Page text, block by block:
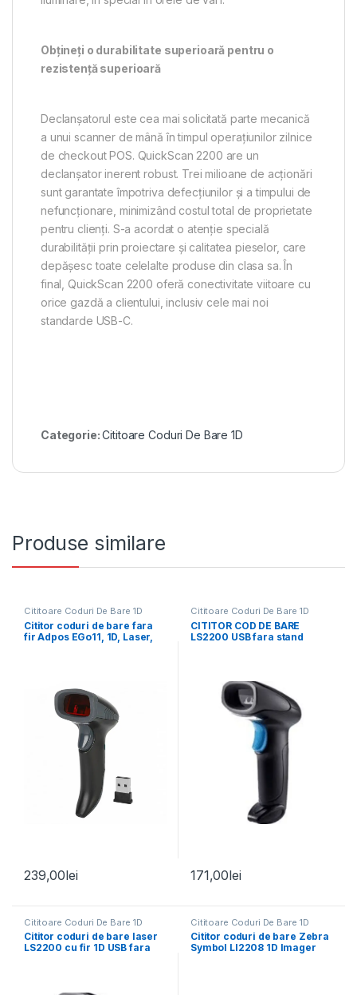
Obțineți o durabilitate superioară pentru o
rezistență superioară
Declanșatorul este cea mai solicitată parte mecanică
a unui scanner de mână în timpul operațiunilor zilnice
de checkout POS. QuickScan 2200 are un
declanșator inerent robust. Trei milioane de acționări
sunt garantate împotriva defecțiunilor și a timpului de
nefuncționare, minimizând costul total de proprietate
pentru clienți. S-a acordat o atenție specială
durabilității prin proiectare și calitatea pieselor, care
depășesc toate celelalte produse din clasa sa. În
final, QuickScan 2200 oferă conectivitate viitoare cu
orice gazdă a clientului, inclusiv cele mai noi
standarde USB-C.
Categorie:Cititoare Coduri De Bare 1D
Produse similare
Cititoare Coduri De Bare 1D
Cititor coduri de bare fara
fir Adpos EGo11, 1D, Laser,
239,00lei
Cititoare Coduri De Bare 1D
CITITOR COD DE BARE
LS2200 USB fara stand
171,00lei
Cititoare Coduri De Bare 1D
Cititor coduri de bare laser
LS2200 cu fir 1D USB fara
Cititoare Coduri De Bare 1D
Cititor coduri de bare Zebra
Symbol LI2208 1D Imager